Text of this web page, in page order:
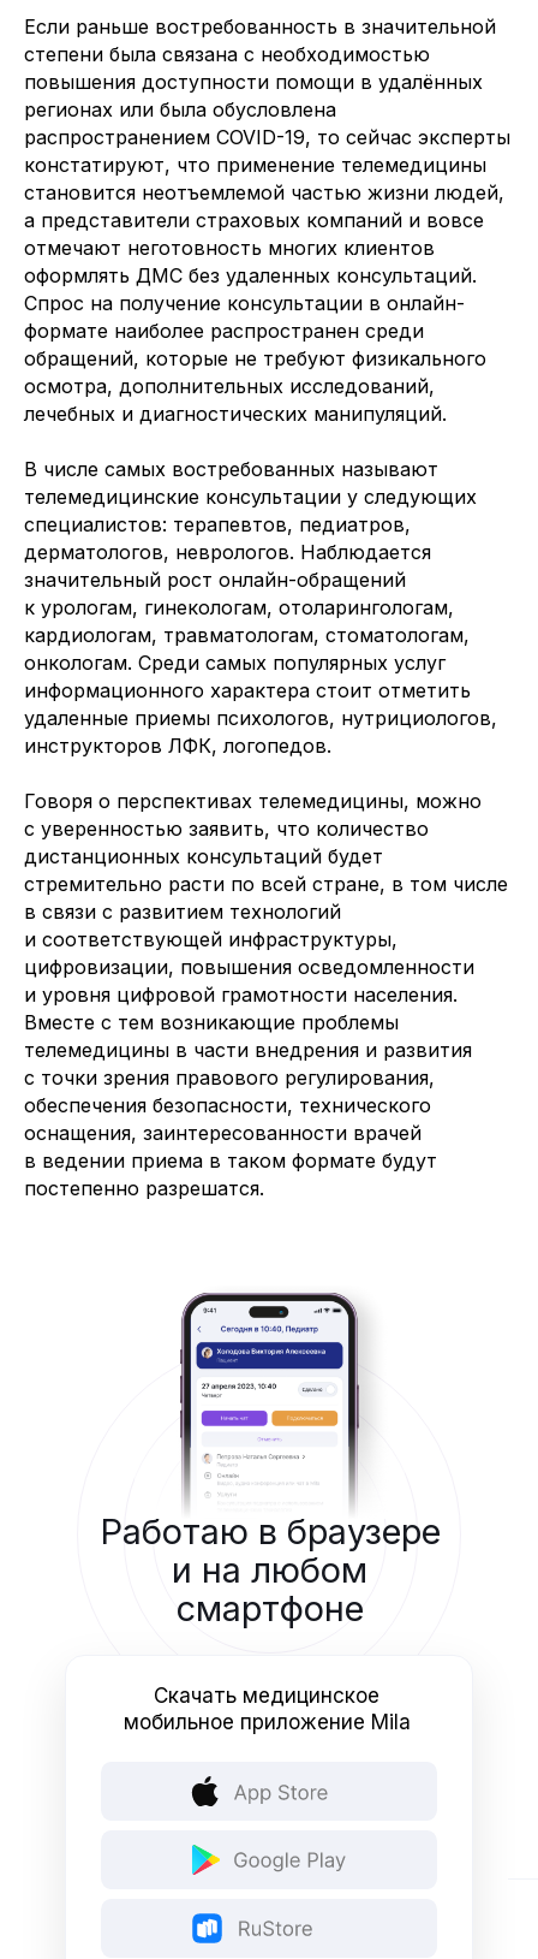
Если раньше востребованность в значительной
степени была связана с необходимостью
повышения доступности помощи в удалённых
регионах или была обусловлена
распространением COVID-19, то сейчас эксперты
констатируют, что применение телемедицины
становится неотъемлемой частью жизни людей,
а представители страховых компаний и вовсе
отмечают неготовность многих клиентов
оформлять ДМС без удаленных консультаций.
Спрос на получение консультации в онлайн-
формате наиболее распространен среди
обращений, которые не требуют физикального
осмотра, дополнительных исследований,
лечебных и диагностических манипуляций.
В числе самых востребованных называют
телемедицинские консультации у следующих
специалистов: терапевтов, педиатров,
дерматологов, неврологов. Наблюдается
значительный рост онлайн-обращений
к урологам, гинекологам, отоларингологам,
кардиологам, травматологам, стоматологам,
онкологам. Среди самых популярных услуг
информационного характера стоит отметить
удаленные приемы психологов, нутрициологов,
инструкторов ЛФК, логопедов.
Говоря о перспективах телемедицины, можно
с уверенностью заявить, что количество
дистанционных консультаций будет
стремительно расти по всей стране, в том числе
в связи с развитием технологий
и соответствующей инфраструктуры,
цифровизации, повышения осведомленности
и уровня цифровой грамотности населения.
Вместе с тем возникающие проблемы
телемедицины в части внедрения и развития
с точки зрения правового регулирования,
обеспечения безопасности, технического
оснащения, заинтересованности врачей
в ведении приема в таком формате будут
постепенно разрешатся.
Работаю в браузере
и на любом
смартфоне
Скачать медицинское
мобильное приложение Mila